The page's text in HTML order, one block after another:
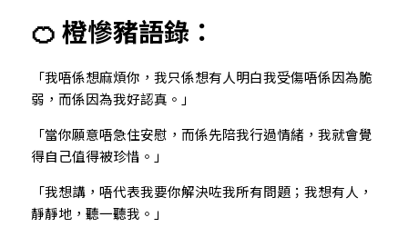
🍊 橙慘豬語錄：
「我唔係想麻煩你，我只係想有人明白我受傷唔係因為脆
弱，而係因為我好認真。」
「當你願意唔急住安慰，而係先陪我行過情緒，我就會覺
得自己值得被珍惜。」
「我想講，唔代表我要你解決咗我所有問題；我想有人，
靜靜地，聽一聽我。」